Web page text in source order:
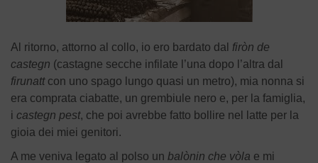
Al ritorno, attorno al collo, io ero bardato dal firòn de
castegn (castagne secche infilate l’una dopo l’altra dal
firunattcon uno spago lungo quasi un metro), mia nonna si
era comprata ciabatte, un grembiule nero e, per la famiglia,
i castegn pest, che poi avrebbe fatto bollire nel latte per la
gioia dei miei genitori.
A me veniva legato al polso un balònin che vòla e mi